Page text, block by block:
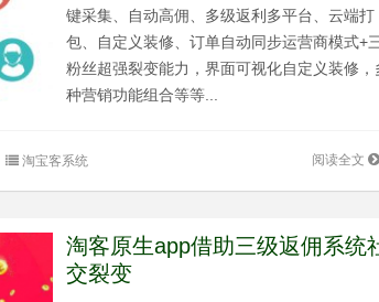
键采集、自动高佣、多级返利多平台、云端打
包、自定义装修、订单自动同步运营商模式+
粉丝超强裂变能力，界面可视化自定义装修，
种营销功能组合等等...
阅读全文
淘宝客系统
淘客原生app借助三级返佣系统
交裂变